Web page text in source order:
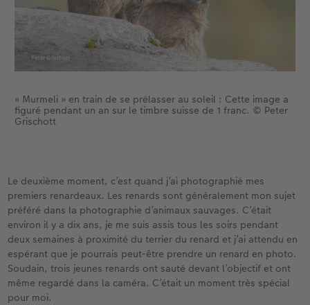
« Murmeli » en train de se prélasser au soleil : Cette image a
figuré pendant un an sur le timbre suisse de 1 franc. © Peter
Grischott
Le deuxième moment, c’est quand j’ai photographié mes
premiers renardeaux. Les renards sont généralement mon sujet
préféré dans la photographie d’animaux sauvages. C’était
environ il y a dix ans, je me suis assis tous les soirs pendant
deux semaines à proximité du terrier du renard et j’ai attendu en
espérant que je pourrais peut-être prendre un renard en photo.
Soudain, trois jeunes renards ont sauté devant l’objectif et ont
même regardé dans la caméra. C’était un moment très spécial
pour moi.